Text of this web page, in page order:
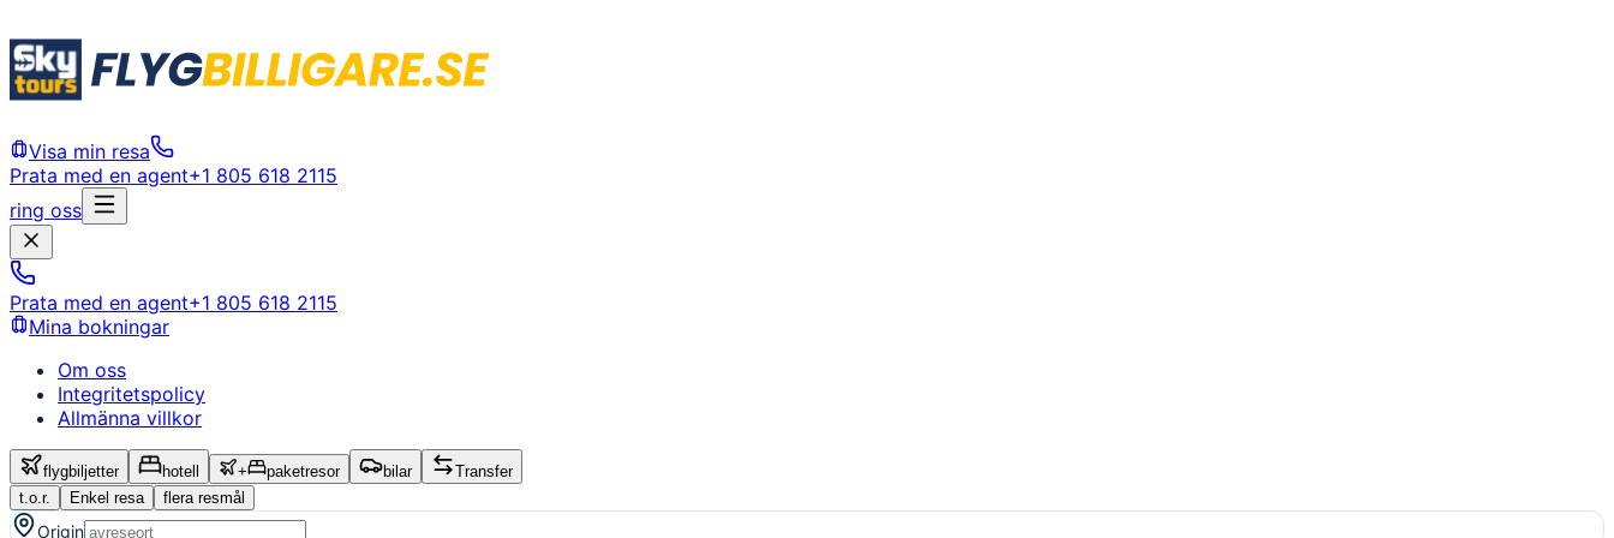
Visa min resa
Prata med en agent+1 805 618 2115
ring oss
Prata med en agent+1 805 618 2115
Mina bokningar
Om oss
Integritetspolicy
Allmänna villkor
flygbiljetter hotell + paketresor bilar
Transfer
t.o.r.
Enkel resa flera resmål
Origin